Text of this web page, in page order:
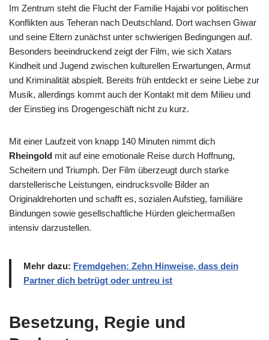
Im Zentrum steht die Flucht der Familie Hajabi vor politischen
Konflikten aus Teheran nach Deutschland. Dort wachsen Giwar
und seine Eltern zunächst unter schwierigen Bedingungen auf.
Besonders beeindruckend zeigt der Film, wie sich Xatars
Kindheit und Jugend zwischen kulturellen Erwartungen, Armut
und Kriminalität abspielt. Bereits früh entdeckt er seine Liebe zur
Musik, allerdings kommt auch der Kontakt mit dem Milieu und
der Einstieg ins Drogengeschäft nicht zu kurz.
Mit einer Laufzeit von knapp 140 Minuten nimmt dich
Rheingold mit auf eine emotionale Reise durch Hoffnung,
Scheitern und Triumph. Der Film überzeugt durch starke
darstellerische Leistungen, eindrucksvolle Bilder an
Originaldrehorten und schafft es, sozialen Aufstieg, familiäre
Bindungen sowie gesellschaftliche Hürden gleichermaßen
intensiv darzustellen.
Mehr dazu: Fremdgehen: Zehn Hinweise, dass dein
Partner dich betrügt oder untreu ist
Besetzung, Regie und